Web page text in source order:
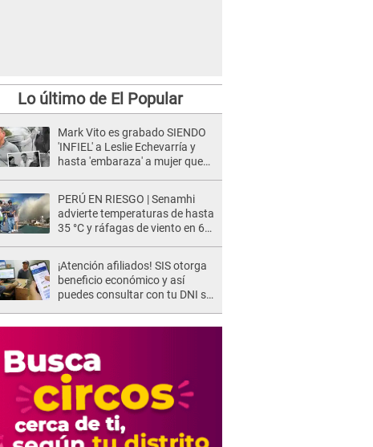
Lo último de El Popular
Mark Vito es grabado SIENDO
'INFIEL' a Leslie Echevarría y
hasta 'embaraza' a mujer que
desgraciado! "
PERÚ EN RIESGO | Senamhi
advierte temperaturas de hasta
35 °C y ráfagas de viento en 6
¡Atención afiliados! SIS otorga
beneficio económico y así
puedes consultar con tu DNI si